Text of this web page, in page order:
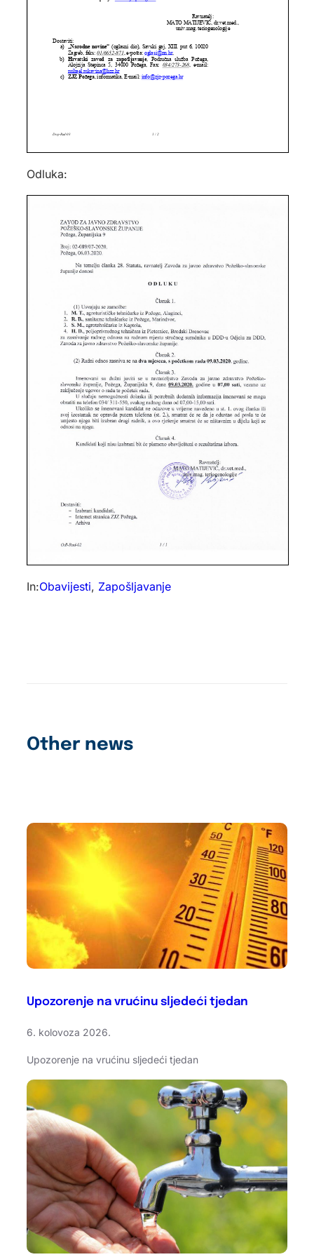
Odluka:
In:Obavijesti, Zapošljavanje
Other news
Upozorenje na vrućinu sljedeći tjedan
6. kolovoza 2026.
Upozorenje na vrućinu sljedeći tjedan